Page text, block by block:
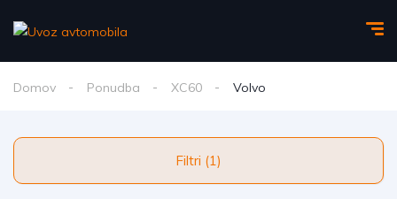
Domov Ponudba XC60 Volvo
Filtri (1)